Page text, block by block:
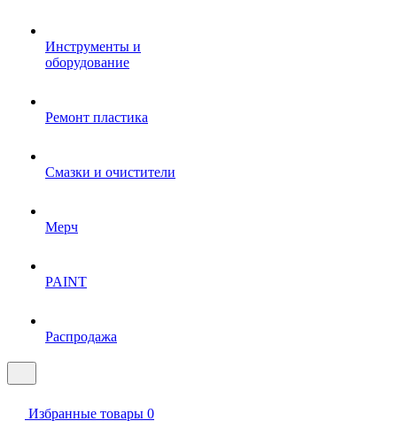
Инструменты и
оборудование
Ремонт пластика
Смазки и очистители
Мерч
PAINT
Распродажа
Избранные товары 0